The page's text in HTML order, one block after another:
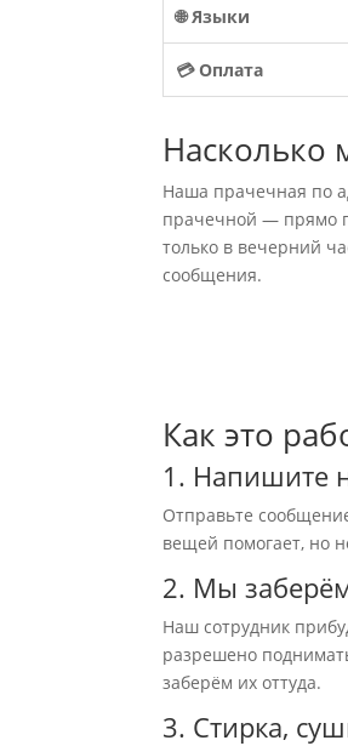
🌐 Языки
💳 Оплата
Насколько
Наша прачечная по
прачечной — прямо
только в вечерний
сообщения.
Как это
1. Напишите
Отправьте
вещей помогает, но
2. Мы
Наш сотрудник
разрешено
заберём их оттуда.
3. Стирка,